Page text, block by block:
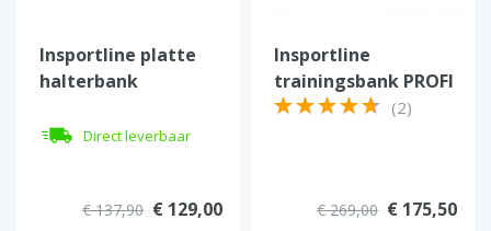
Insportline platte
halterbank
Direct leverbaar
€ 137,90 € 129,00
Insportline
trainingsbank PROFI
SIT-UP
(2)
€ 269,00 € 175,50